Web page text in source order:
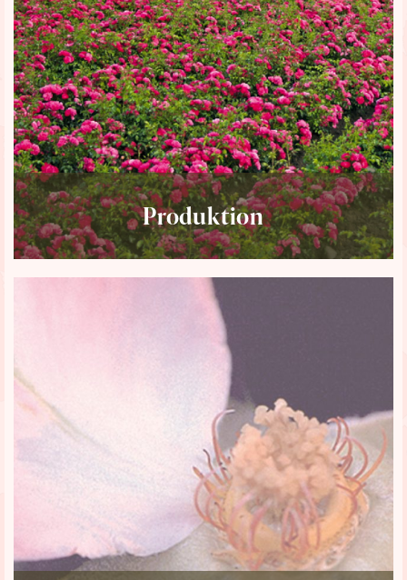
Produktion